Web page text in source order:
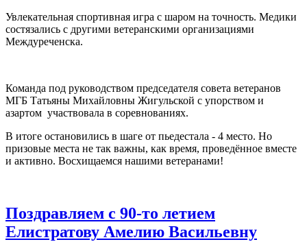
Увлекательная спортивная игра с шаром на точность. Медики
состязались с другими ветеранскими организациями
Междуреченска.
Команда под руководством председателя совета ветеранов
МГБ Татьяны Михайловны Жигульской с упорством и
азартом участвовала в соревнованиях.
В итоге остановились в шаге от пьедестала - 4 место. Но
призовые места не так важны, как время, проведённое вместе
и активно. Восхищаемся нашими ветеранами!
Поздравляем с 90-то летием
Елистратову Амелию Васильевну